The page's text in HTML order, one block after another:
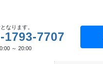
なります。
1793-7707
～ 20:00